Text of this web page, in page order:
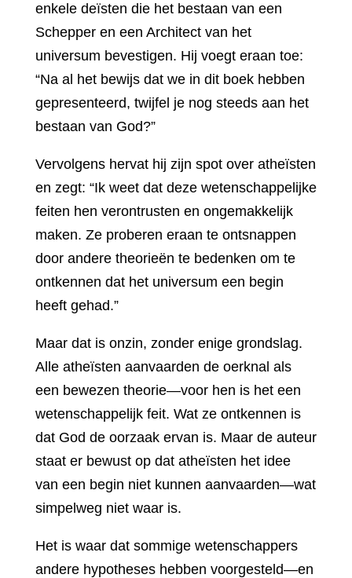
enkele deïsten die het bestaan van een
Schepper en een Architect van het
universum bevestigen. Hij voegt eraan toe:
“Na al het bewijs dat we in dit boek hebben
gepresenteerd, twijfel je nog steeds aan het
bestaan van God?”
Vervolgens hervat hij zijn spot over atheïsten
en zegt: “Ik weet dat deze wetenschappelijke
feiten hen verontrusten en ongemakkelijk
maken. Ze proberen eraan te ontsnappen
door andere theorieën te bedenken om te
ontkennen dat het universum een begin
heeft gehad.”
Maar dat is onzin, zonder enige grondslag.
Alle atheïsten aanvaarden de oerknal als
een bewezen theorie—voor hen is het een
wetenschappelijk feit. Wat ze ontkennen is
dat God de oorzaak ervan is. Maar de auteur
staat er bewust op dat atheïsten het idee
van een begin niet kunnen aanvaarden—wat
simpelweg niet waar is.
Het is waar dat sommige wetenschappers
andere hypotheses hebben voorgesteld—en